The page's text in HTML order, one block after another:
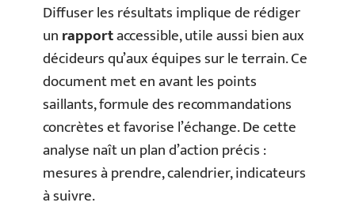
Diffuser les résultats implique de rédiger
unrapportaccessible, utile aussi bien aux
décideurs qu’aux équipes sur le terrain. Ce
document met en avant les points
saillants, formule des recommandations
concrètes et favorise l’échange. De cette
analyse naît un plan d’action précis :
mesures à prendre, calendrier, indicateurs
à suivre.